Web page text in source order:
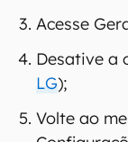
Acesse
Desative a
LG);
Volte ao